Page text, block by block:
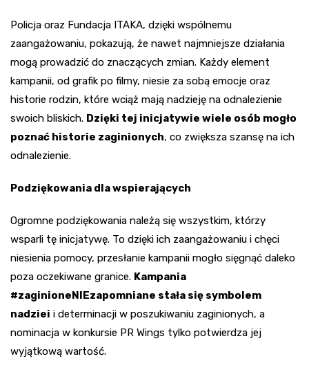
Policja oraz Fundacja ITAKA, dzięki wspólnemu
zaangażowaniu, pokazują, że nawet najmniejsze działania
mogą prowadzić do znaczących zmian. Każdy element
kampanii, od grafik po filmy, niesie za sobą emocje oraz
historie rodzin, które wciąż mają nadzieję na odnalezienie
swoich bliskich. Dzięki tej inicjatywie wiele osób mogło
poznać historie zaginionych, co zwiększa szansę na ich
odnalezienie.
Podziękowania dla wspierających
Ogromne podziękowania należą się wszystkim, którzy
wsparli tę inicjatywę. To dzięki ich zaangażowaniu i chęci
niesienia pomocy, przesłanie kampanii mogło sięgnąć daleko
poza oczekiwane granice. Kampania
#zaginioneNIEzapomniane stała się symbolem
nadziei i determinacji w poszukiwaniu zaginionych, a
nominacja w konkursie PR Wings tylko potwierdza jej
wyjątkową wartość.